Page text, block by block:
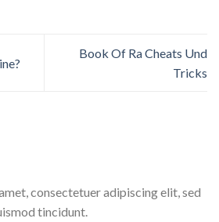
Book Of Ra Cheats Und
Tricks
consectetuer adipiscing elit, sed
tincidunt.